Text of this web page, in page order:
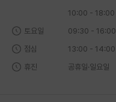
10:00 - 18:00
토요일
09:30 - 16:00
점심
13:00 - 14:00
휴진
공휴일·일요일